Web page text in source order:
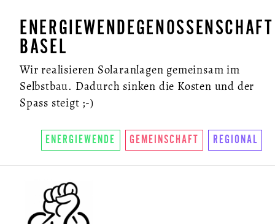
ENERGIEWENDEGENOSSENSCHAFT
BASEL
Wir realisieren Solaranlagen gemeinsam im
Selbstbau. Dadurch sinken die Kosten und der
Spass steigt ;-)
ENERGIEWENDE GEMEINSCHAFT REGIONAL